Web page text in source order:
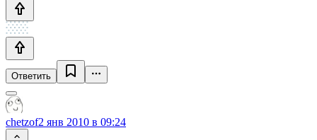
Ответить
chetzof2 янв 2010 в 09:24